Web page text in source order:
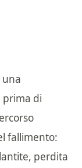
una
prima di
fallimento:
perdita